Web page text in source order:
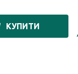
КУПИТИ